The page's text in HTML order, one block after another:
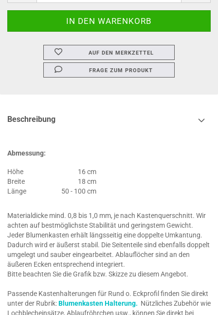
AUF DEN MERKZETTEL
FRAGE ZUM PRODUKT
Beschreibung
Abmessung:
Höhe
16 cm
Breite
18 cm
Länge
50 - 100 cm
Materialdicke mind. 0,8 bis 1,0 mm, je nach Kastenquerschnitt. Wir
achten auf bestmöglichste Stabilität und geringstem Gewicht.
Jeder Blumenkasten erhält längsseitig eine doppelte Umkantung.
Dadurch wird er äußerst stabil. Die Seitenteile sind ebenfalls doppelt
umgelegt und sauber eingearbeitet. Ablauflöcher sind an den
äußeren Ecken entsprechend integriert.
Bitte beachten Sie die Grafik bzw. Skizze zu diesem Angebot.
Passende Kastenhalterungen für Rund o. Eckprofil finden Sie direkt
unter der Rubrik:Blumenkasten Halterung. Nützliches Zubehör wie
Lochblecheinsätze, Ablaufröhrchen usw., können Sie direkt bei